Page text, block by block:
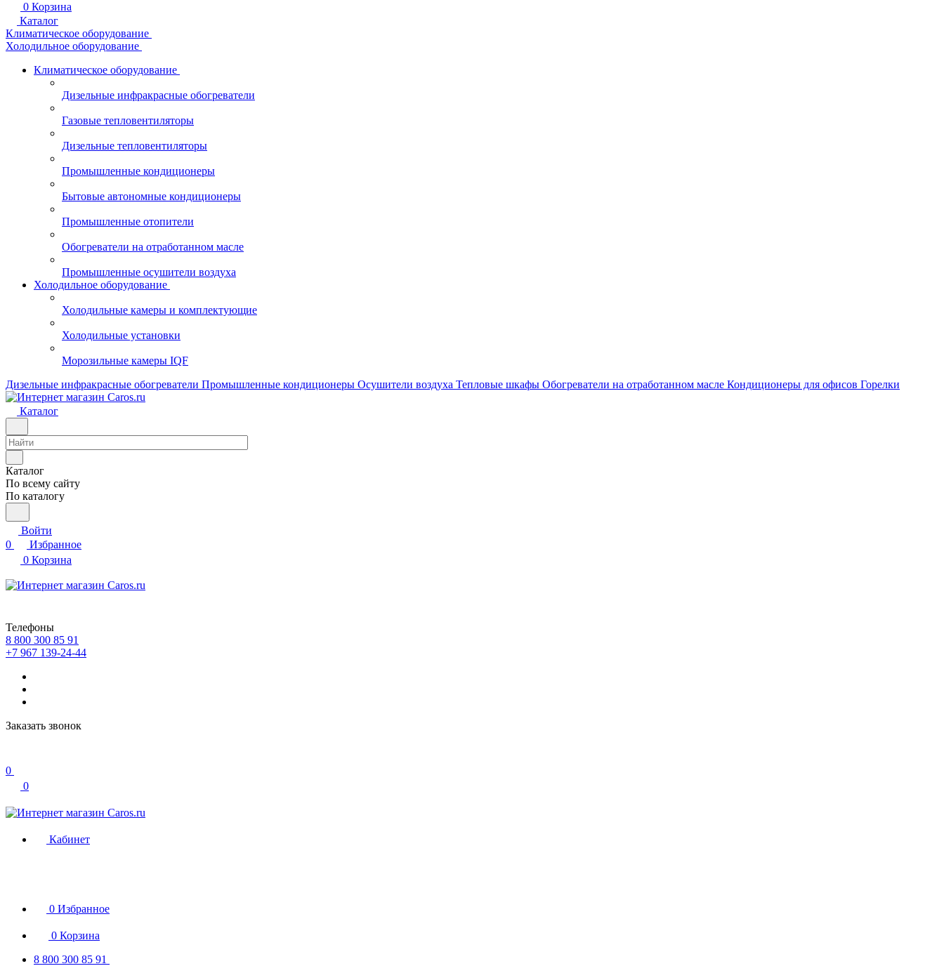
0 Корзина
Каталог
Климатическое оборудование
Холодильное оборудование
Климатическое оборудование
Дизельные инфракрасные обогреватели
Газовые тепловентиляторы
Дизельные тепловентиляторы
Промышленные кондиционеры
Бытовые автономные кондиционеры
Промышленные отопители
Обогреватели на отработанном масле
Промышленные осушители воздуха
Холодильное оборудование
Холодильные камеры и комплектующие
Холодильные установки
Морозильные камеры IQF
Дизельные инфракрасные обогреватели Промышленные кондиционеры Осушители воздуха Тепловые шкафы Обогреватели на отработанном масле Кондиционеры для офисов Горелки
Каталог
Каталог
По всему сайту
По каталогу
Войти
0
Избранное
0 Корзина
Телефоны
8 800 300 85 91
+7 967 139-24-44
Заказать звонок
0
0
Кабинет
0 Избранное
0 Корзина
8 800 300 85 91